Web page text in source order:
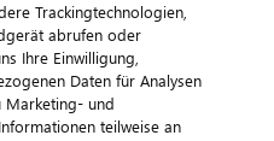
Trackingtechnologien,
abrufen oder
Ihre Einwilligung,
Daten für Analysen
Marketing- und
teilweise an